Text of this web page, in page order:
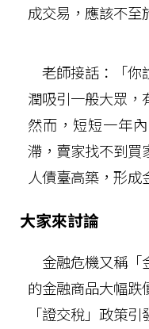
成交易，應該不至
老師接話：「你
潤吸引一般大眾，
然而，短短一年
滯，賣家找不到買
人債臺高築，形成
大家來討論
金融危機又稱「
的金融商品大幅
「證交稅」政策